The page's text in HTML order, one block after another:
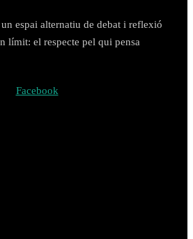
espai alternatiu de debat i reflexió
límit: el respecte pel qui pensa
Facebook